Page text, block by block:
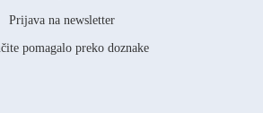
Prijava na newsletter
pomagalo preko doznake